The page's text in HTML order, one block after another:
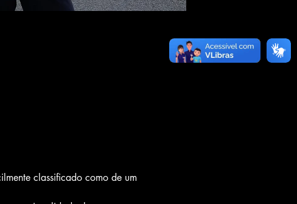
classificado como de um